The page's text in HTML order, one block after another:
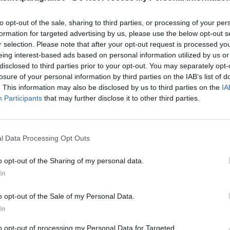
opt-out of the sale, sharing to third parties, or processing of your
for targeted advertising by us, please use the below opt-out
selection. Please note that after your opt-out request is processed
interest-based ads based on personal information utilized by us
to third parties prior to your opt-out. You may separately
of your personal information by third parties on the IAB’s list of
This information may also be disclosed by us to third parties on the
Participants that may further disclose it to other third parties.
Data Processing Opt Outs
opt-out of the Sharing of my personal data.
opt-out of the Sale of my Personal Data.
opt-out of processing my Personal Data for Targeted
genom att lyssna
Någon för
detta verkar Sverige
Dick
Donald Trump Dömda
FängelseFörhör Grov
Jimmie Åkesson
Kriminalvården
LagarMichael
Misshandel Moderaterna
Rättssäkerhet
Upprättelse